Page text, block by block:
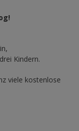
Kindern.
viele kostenlose